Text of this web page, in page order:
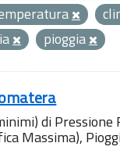
pioggia
di
Massima),